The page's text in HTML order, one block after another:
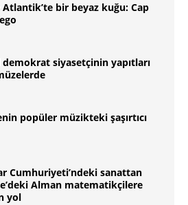
Atlantikʼte bir beyaz kuğu: Cap
demokrat siyasetçinin yapıtları
popüler müzikteki şaşırtıcı
Cumhuriyeti’ndeki sanattan
Alman matematikçilere
yol